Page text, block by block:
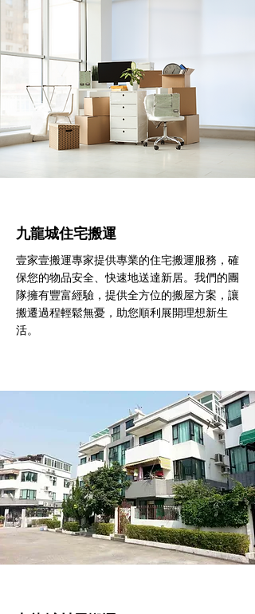
九龍城住宅搬運
壹家壹搬運專家提供專業的住宅搬運服務，確
保您的物品安全、快速地送達新居。我們的團
隊擁有豐富經驗，提供全方位的搬屋方案，讓
搬遷過程輕鬆無憂，助您順利展開理想新生
活。